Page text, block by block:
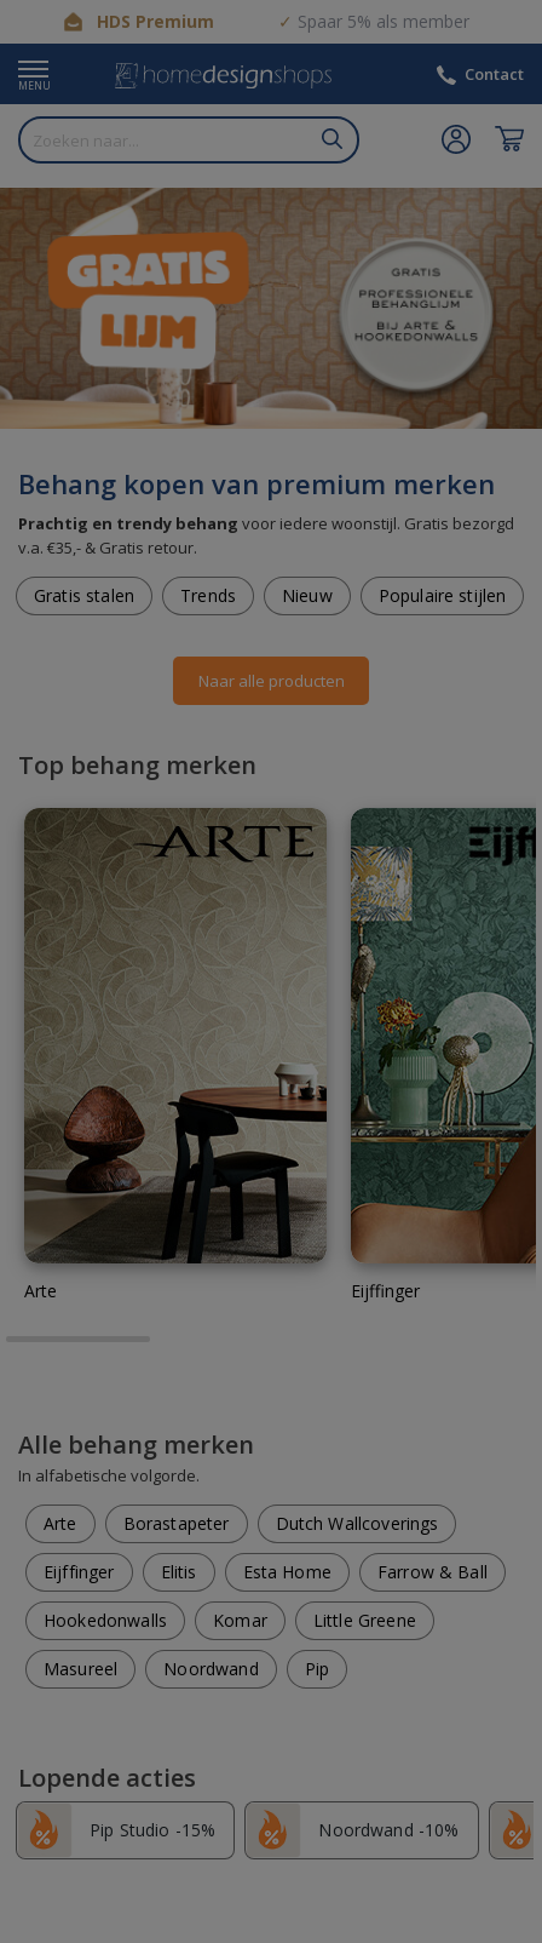
HDS Premium Spaar 5% als member
MENU
Contact
Behang kopen van premium merken
Prachtig en trendy behang voor iedere woonstijl. Gratis bezorgd
v.a. €35,- & Gratis retour.
Gratis stalen Trends Nieuw Populaire stijlen
Naar alle producten
Top behang merken
Arte Eijffinger
Alle behang merken
In alfabetische volgorde.
Arte Borastapeter Dutch Wallcoverings
Eijffinger Elitis Esta Home Farrow & Ball
Hookedonwalls Komar Little Greene
Masureel Noordwand Pip
Lopende acties
Pip Studio -15% Noordwand -10%